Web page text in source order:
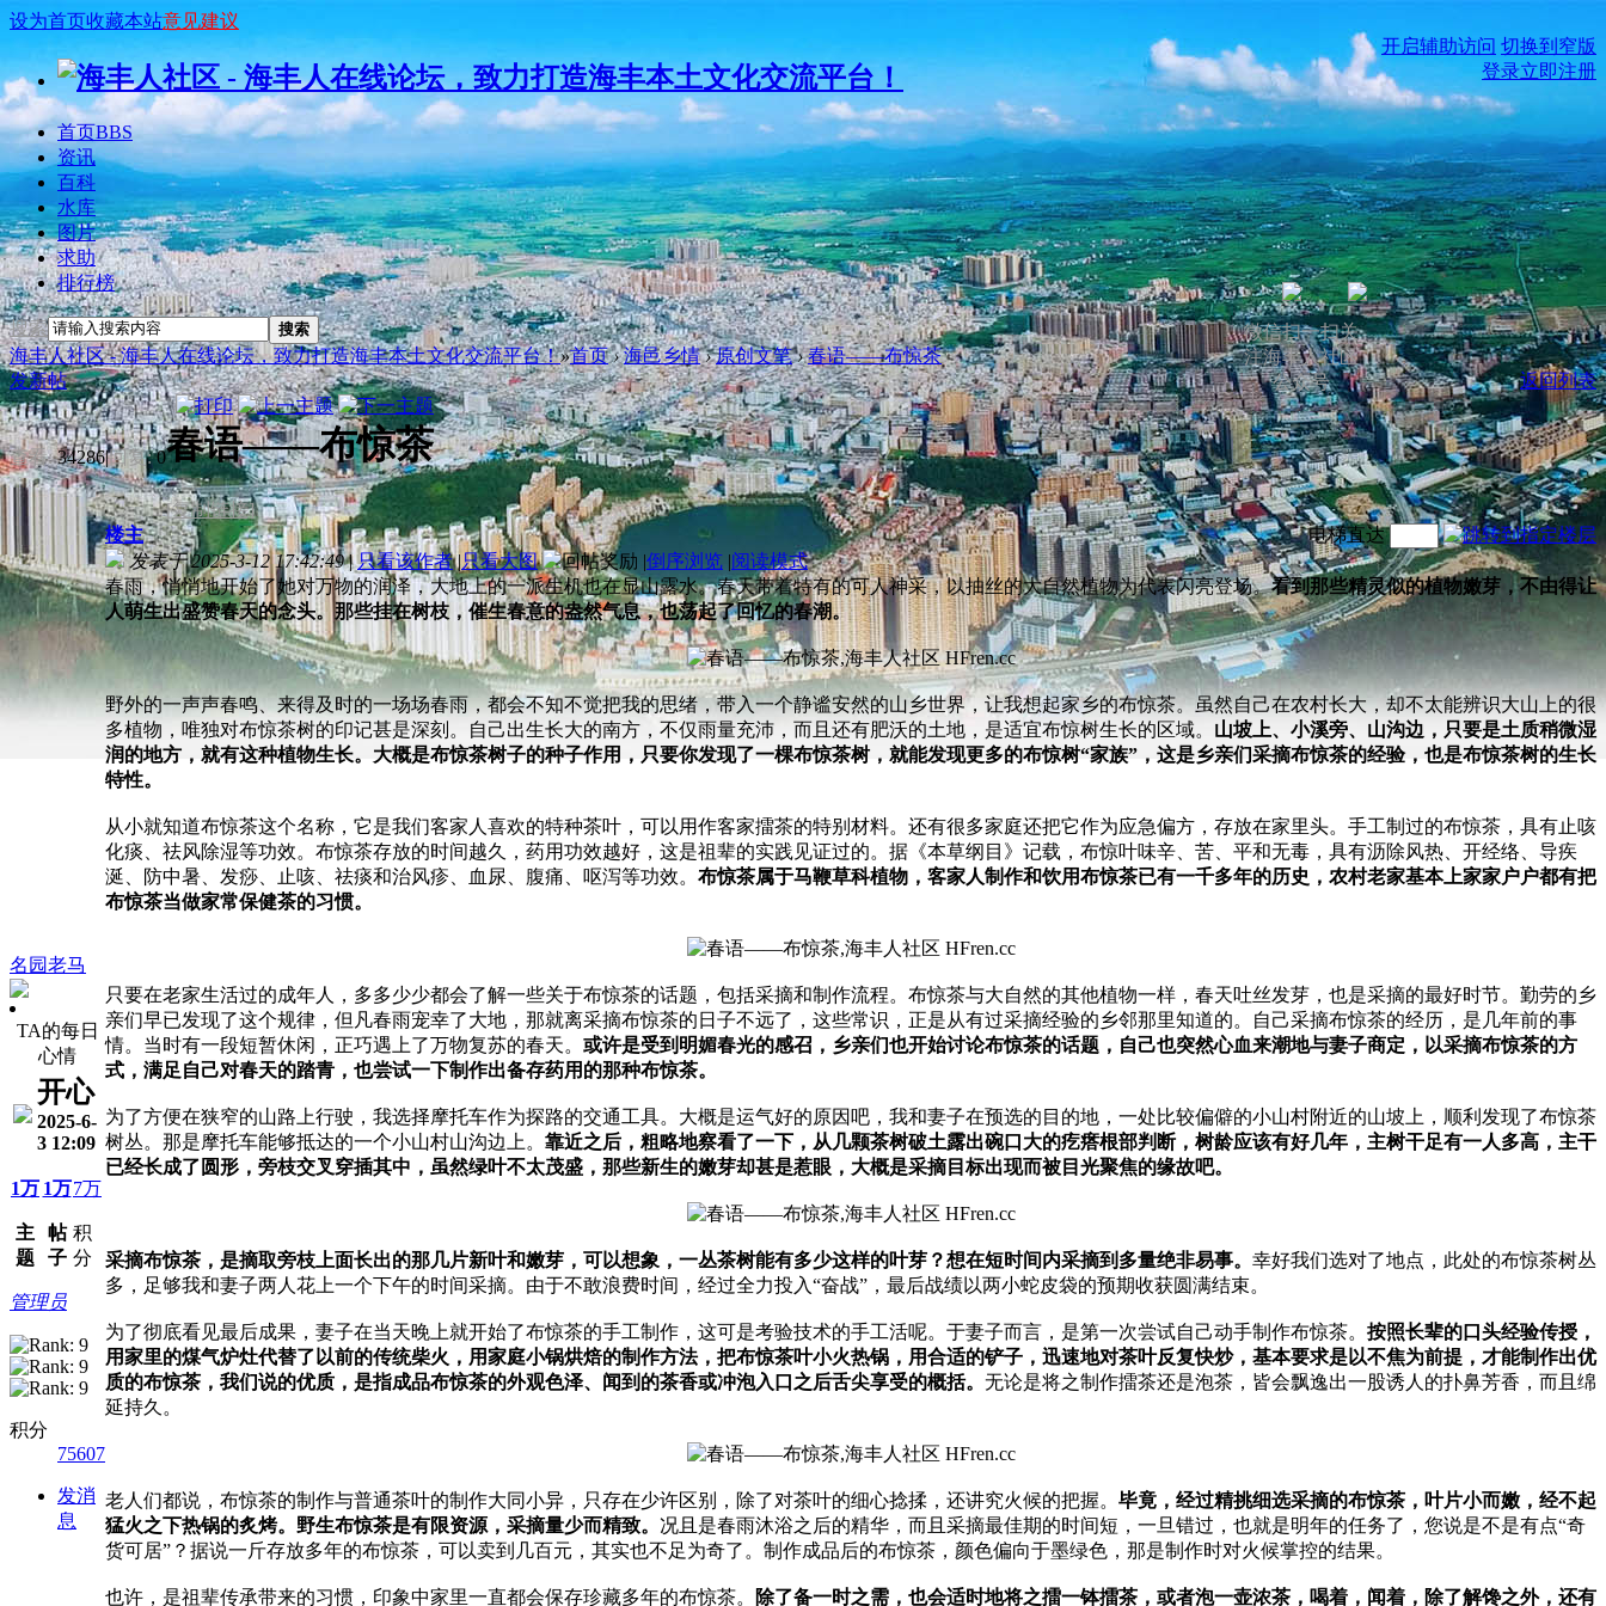
设为首页收藏本站意见建议
开启辅助访问 切换到窄版
登录立即注册
首页BBS
资讯
百科
水库
图片
求助
排行榜
搜索 搜索
海丰人社区 - 海丰人在线论坛，致力打造海丰本土文化交流平台！»首页 › 海邑乡情 › 原创文笔 › 春语——布惊茶
返回列表
发新帖
查看: 34286|回复: 0春语——布惊茶
[复制链接]
名园老马
TA的每日
心情
开心
2025-6-
3 12:09
1万
主
题
1万
帖
子
7万
积
分
管理员
积分
75607
发消
息
电梯直达
楼主
发表于 2025-3-12 17:42:49 | 只看该作者 |只看大图 |倒序浏览 |阅读模式
春雨，悄悄地开始了她对万物的润泽，大地上的一派生机也在显山露水。春天带着特有的可人神采，以抽丝的大自然植物为代表闪亮登场。看到那些精灵似的植物嫩芽，不由得让
人萌生出盛赞春天的念头。那些挂在树枝，催生春意的盎然气息，也荡起了回忆的春潮。
野外的一声声春鸣、来得及时的一场场春雨，都会不知不觉把我的思绪，带入一个静谧安然的山乡世界，让我想起家乡的布惊茶。虽然自己在农村长大，却不太能辨识大山上的很
多植物，唯独对布惊茶树的印记甚是深刻。自己出生长大的南方，不仅雨量充沛，而且还有肥沃的土地，是适宜布惊树生长的区域。 山坡上、小溪旁、山沟边，只要是土质稍微湿
润的地方，就有这种植物生长。大概是布惊茶树子的种子作用，只要你发现了一棵布惊茶树，就能发现更多的布惊树“家族”，这是乡亲们采摘布惊茶的经验，也是布惊茶树的生长
特性。
从小就知道布惊茶这个名称，它是我们客家人喜欢的特种茶叶，可以用作客家擂茶的特别材料。还有很多家庭还把它作为应急偏方，存放在家里头。手工制过的布惊茶，具有止咳
化痰、祛风除湿等功效。布惊茶存放的时间越久，药用功效越好，这是祖辈的实践见证过的。据《本草纲目》记载，布惊叶味辛、苦、平和无毒，具有沥除风热、开经络、导疾
涎、防中暑、发痧、止咳、祛痰和治风疹、血尿、腹痛、呕泻等功效。 布惊茶属于马鞭草科植物，客家人制作和饮用布惊茶已有一千多年的历史，农村老家基本上家家户户都有把
布惊茶当做家常保健茶的习惯。
只要在老家生活过的成年人，多多少少都会了解一些关于布惊茶的话题，包括采摘和制作流程。布惊茶与大自然的其他植物一样，春天吐丝发芽，也是采摘的最好时节。勤劳的乡
亲们早已发现了这个规律，但凡春雨宠幸了大地，那就离采摘布惊茶的日子不远了，这些常识，正是从有过采摘经验的乡邻那里知道的。自己采摘布惊茶的经历，是几年前的事
情。当时有一段短暂休闲，正巧遇上了万物复苏的春天。 或许是受到明媚春光的感召，乡亲们也开始讨论布惊茶的话题，自己也突然心血来潮地与妻子商定，以采摘布惊茶的方
式，满足自己对春天的踏青，也尝试一下制作出备存药用的那种布惊茶。
为了方便在狭窄的山路上行驶，我选择摩托车作为探路的交通工具。大概是运气好的原因吧，我和妻子在预选的目的地，一处比较偏僻的小山村附近的山坡上，顺利发现了布惊茶
树丛。那是摩托车能够抵达的一个小山村山沟边上。 靠近之后，粗略地察看了一下，从几颗茶树破土露出碗口大的疙瘩根部判断，树龄应该有好几年，主树干足有一人多高，主干
已经长成了圆形，旁枝交叉穿插其中，虽然绿叶不太茂盛，那些新生的嫩芽却甚是惹眼，大概是采摘目标出现而被目光聚焦的缘故吧。
采摘布惊茶，是摘取旁枝上面长出的那几片新叶和嫩芽，可以想象，一丛茶树能有多少这样的叶芽？想在短时间内采摘到多量绝非易事。 幸好我们选对了地点，此处的布惊茶树丛
多，足够我和妻子两人花上一个下午的时间采摘。由于不敢浪费时间，经过全力投入“奋战”，最后战绩以两小蛇皮袋的预期收获圆满结束。
为了彻底看见最后成果，妻子在当天晚上就开始了布惊茶的手工制作，这可是考验技术的手工活呢。于妻子而言，是第一次尝试自己动手制作布惊茶。 按照长辈的口头经验传授，
用家里的煤气炉灶代替了以前的传统柴火，用家庭小锅烘焙的制作方法，把布惊茶叶小火热锅，用合适的铲子，迅速地对茶叶反复快炒，基本要求是以不焦为前提，才能制作出优
质的布惊茶，我们说的优质，是指成品布惊茶的外观色泽、闻到的茶香或冲泡入口之后舌尖享受的概括。 无论是将之制作擂茶还是泡茶，皆会飘逸出一股诱人的扑鼻芳香，而且绵
延持久。
老人们都说，布惊茶的制作与普通茶叶的制作大同小异，只存在少许区别，除了对茶叶的细心捻揉，还讲究火候的把握。 毕竟，经过精挑细选采摘的布惊茶，叶片小而嫩，经不起
猛火之下热锅的炙烤。野生布惊茶是有限资源，采摘量少而精致。 况且是春雨沐浴之后的精华，而且采摘最佳期的时间短，一旦错过，也就是明年的任务了，您说是不是有点“奇
货可居”？据说一斤存放多年的布惊茶，可以卖到几百元，其实也不足为奇了。制作成品后的布惊茶，颜色偏向于墨绿色，那是制作时对火候掌控的结果。
也许，是祖辈传承带来的习惯，印象中家里一直都会保存珍藏多年的布惊茶。 除了备一时之需，也会适时地将之擂一钵擂茶，或者泡一壶浓茶，喝着，闻着，除了解馋之外，还有
微信扫一扫关
注海丰人社区
公众号